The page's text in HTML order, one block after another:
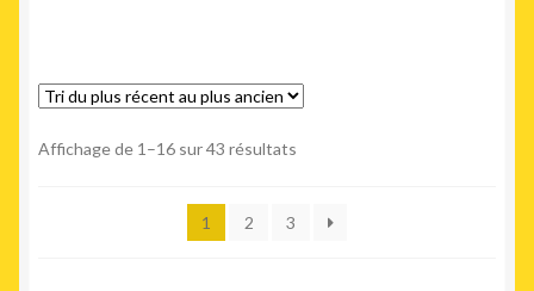
Affichage de 1–16 sur 43 résultats
récent
1 2 3